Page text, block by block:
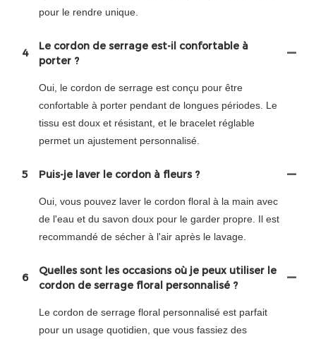
pour le rendre unique.
4
Le cordon de serrage est-il confortable à
porter ?
Oui, le cordon de serrage est conçu pour être
confortable à porter pendant de longues périodes. Le
tissu est doux et résistant, et le bracelet réglable
permet un ajustement personnalisé.
5 Puis-je laver le cordon à fleurs ?
Oui, vous pouvez laver le cordon floral à la main avec
de l'eau et du savon doux pour le garder propre. Il est
recommandé de sécher à l'air après le lavage.
6
Quelles sont les occasions où je peux utiliser le
cordon de serrage floral personnalisé ?
Le cordon de serrage floral personnalisé est parfait
pour un usage quotidien, que vous fassiez des